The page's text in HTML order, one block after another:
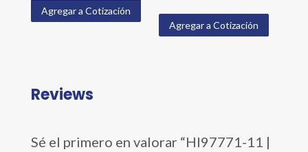
Agregar a Cotización
Agregar a Cotización
Reviews
Sé el primero en valorar “HI97771-11 |